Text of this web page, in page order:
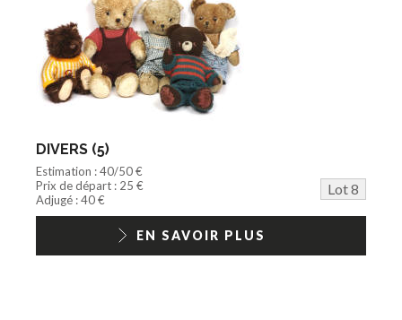
DIVERS (5)
Estimation : 40/50 €
Prix de départ : 25 €
Lot 8
Adjugé : 40 €
EN SAVOIR PLUS